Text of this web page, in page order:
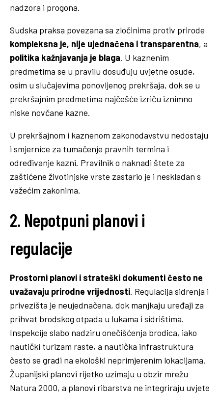
nadzora i progona.
Sudska praksa povezana sa zločinima protiv prirode
kompleksna je, nije ujednačena i transparentna, a
politika kažnjavanja je blaga. U kaznenim
predmetima se u pravilu dosuđuju uvjetne osude,
osim u slučajevima ponovljenog prekršaja, dok se u
prekršajnim predmetima najčešće izriču iznimno
niske novčane kazne.
U prekršajnom i kaznenom zakonodavstvu nedostaju
i smjernice za tumačenje pravnih termina i
određivanje kazni. Pravilnik o naknadi štete za
zaštićene životinjske vrste zastario je i neskladan s
važećim zakonima.
2. Nepotpuni planovi i
regulacije
Prostorni planovi i strateški dokumenti često ne
uvažavaju prirodne vrijednosti. Regulacija sidrenja i
privezišta je neujednačena, dok manjkaju uređaji za
prihvat brodskog otpada u lukama i sidrištima.
Inspekcije slabo nadziru onečišćenja brodica, iako
nautički turizam raste, a nautička infrastruktura
često se gradi na ekološki neprimjerenim lokacijama.
Županijski planovi rijetko uzimaju u obzir mrežu
Natura 2000, a planovi ribarstva ne integriraju uvjete